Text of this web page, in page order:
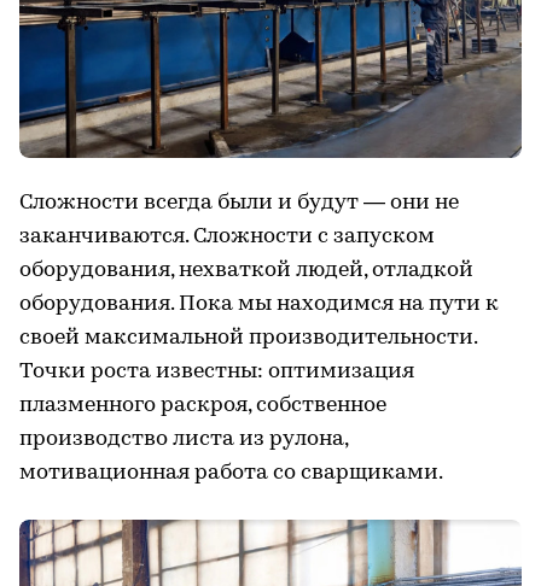
Сложности всегда были и будут — они не
заканчиваются. Сложности с запуском
оборудования, нехваткой людей, отладкой
оборудования. Пока мы находимся на пути к
своей максимальной производительности.
Точки роста известны: оптимизация
плазменного раскроя, собственное
производство листа из рулона,
мотивационная работа со сварщиками.